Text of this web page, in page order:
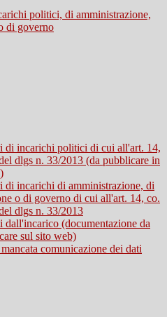
politici, di amministrazione,
di governo
di incarichi politici di cui all'art. 14,
dlgs n. 33/2013 (da pubblicare in
di incarichi di amministrazione, di
o di governo di cui all'art. 14, co.
dlgs n. 33/2013
dall'incarico (documentazione da
sul sito web)
comunicazione dei dati